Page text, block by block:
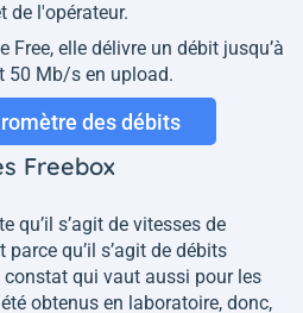
de l'opérateur.
Free, elle délivre un débit jusqu’à
50 Mb/s en upload.
des débits
Freebox
qu’il s’agit de vitesses de
parce qu’il s’agit de débits
qui vaut aussi pour les
obtenus en laboratoire, donc,